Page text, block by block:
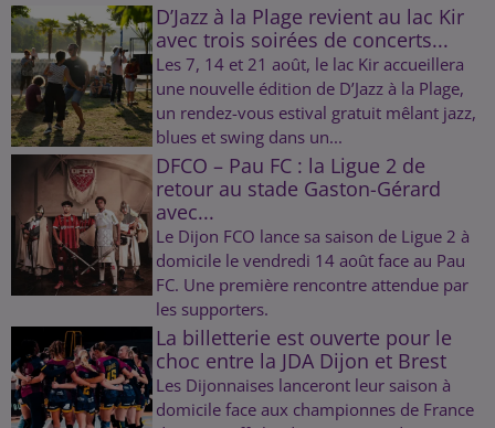
D’Jazz à la Plage revient au lac Kir
avec trois soirées de concerts...
Les 7, 14 et 21 août, le lac Kir accueillera
une nouvelle édition de D’Jazz à la Plage,
un rendez-vous estival gratuit mêlant jazz,
blues et swing dans un...
DFCO – Pau FC : la Ligue 2 de
retour au stade Gaston-Gérard
avec...
Le Dijon FCO lance sa saison de Ligue 2 à
domicile le vendredi 14 août face au Pau
FC. Une première rencontre attendue par
les supporters.
La billetterie est ouverte pour le
choc entre la JDA Dijon et Brest
Les Dijonnaises lanceront leur saison à
domicile face aux championnes de France